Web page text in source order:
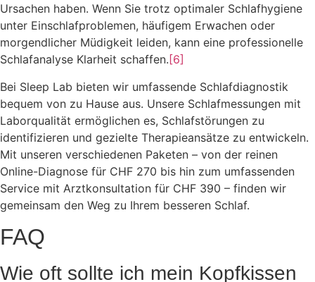
Ursachen haben. Wenn Sie trotz optimaler Schlafhygiene
unter Einschlafproblemen, häufigem Erwachen oder
morgendlicher Müdigkeit leiden, kann eine professionelle
Schlafanalyse Klarheit schaffen. [6]
Bei Sleep Lab bieten wir umfassende Schlafdiagnostik
bequem von zu Hause aus. Unsere Schlafmessungen mit
Laborqualität ermöglichen es, Schlafstörungen zu
identifizieren und gezielte Therapieansätze zu entwickeln.
Mit unseren verschiedenen Paketen – von der reinen
Online-Diagnose für CHF 270 bis hin zum umfassenden
Service mit Arztkonsultation für CHF 390 – finden wir
gemeinsam den Weg zu Ihrem besseren Schlaf.
FAQ
Wie oft sollte ich mein Kopfkissen